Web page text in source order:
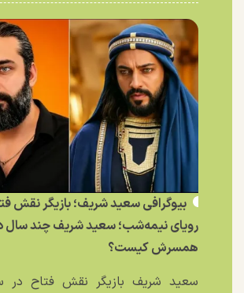
بیوگرافی سعید شریف؛ بازیگر نقش
رویای نیمه‌شب؛ سعید شریف چند سال
همسرش کیست؟
سعید شریف بازیگر نقش فتاح در